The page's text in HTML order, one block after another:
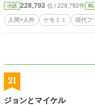
小説 228,792 位 / 228,792件 BL
人間×人外 ケモミミ 現代フ
21
ジョンとマイケル